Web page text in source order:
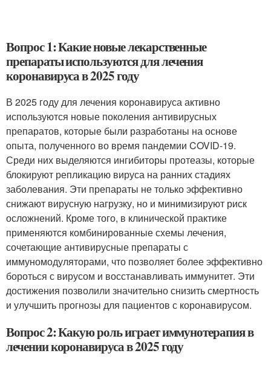
Вопрос 1: Какие новые лекарственные
препараты используются для лечения
коронавируса в 2025 году
В 2025 году для лечения коронавируса активно
используются новые поколения антивирусных
препаратов, которые были разработаны на основе
опыта, полученного во время пандемии COVID-19.
Среди них выделяются ингибиторы протеазы, которые
блокируют репликацию вируса на ранних стадиях
заболевания. Эти препараты не только эффективно
снижают вирусную нагрузку, но и минимизируют риск
осложнений. Кроме того, в клинической практике
применяются комбинированные схемы лечения,
сочетающие антивирусные препараты с
иммуномодуляторами, что позволяет более эффективно
бороться с вирусом и восстанавливать иммунитет. Эти
достижения позволили значительно снизить смертность
и улучшить прогнозы для пациентов с коронавирусом.
Вопрос 2: Какую роль играет иммунотерапия в
лечении коронавируса в 2025 году